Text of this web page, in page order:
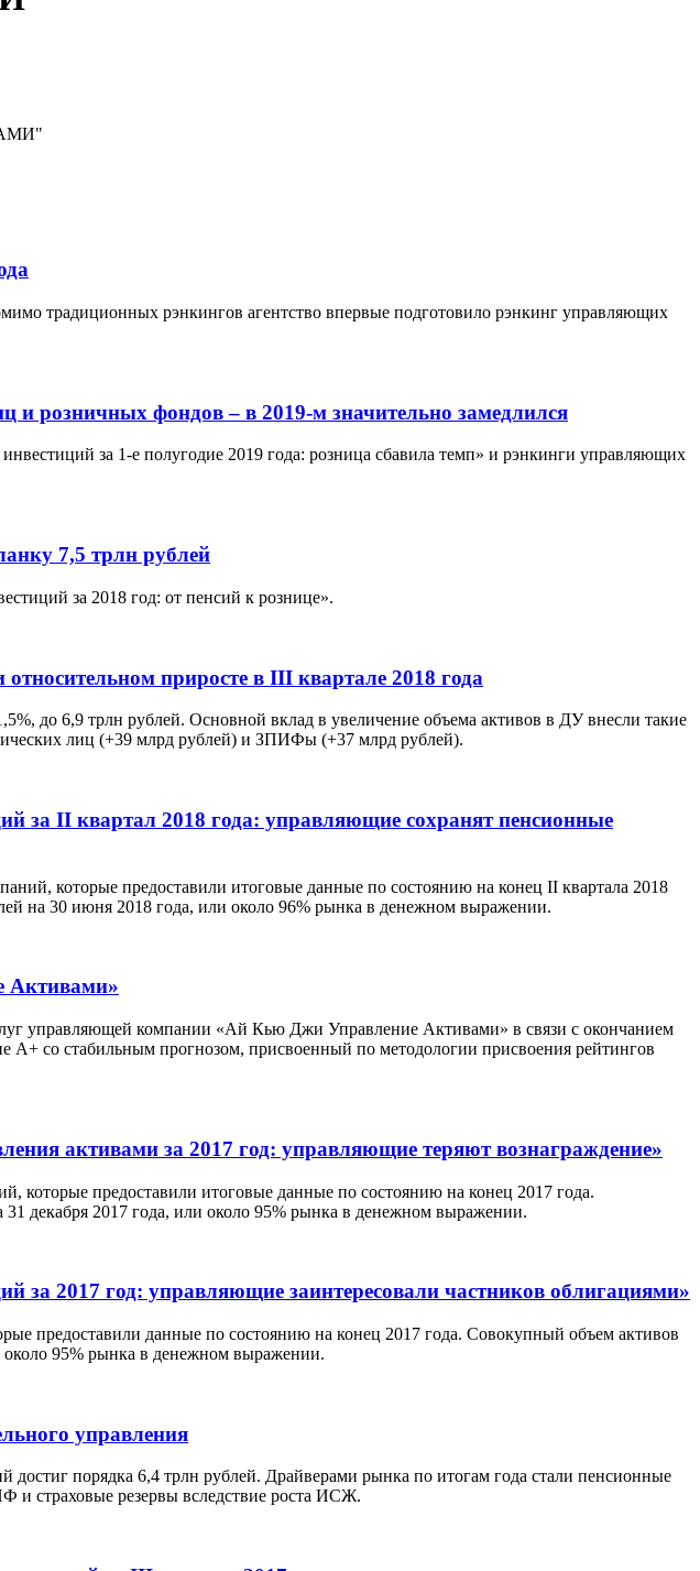
традиционных рэнкингов агентство впервые подготовило рэнкинг управляющих
и розничных фондов – в 2019-м значительно замедлился
за 1-е полугодие 2019 года: розница сбавила темп» и рэнкинги управляющих
7,5 трлн рублей
за 2018 год: от пенсий к рознице».
приросте в III квартале 2018 года
до 6,9 трлн рублей. Основной вклад в увеличение объема активов в ДУ внесли такие
лиц (+39 млрд рублей) и ЗПИФы (+37 млрд рублей).
за II квартал 2018 года: управляющие сохранят пенсионные
которые предоставили итоговые данные по состоянию на конец II квартала 2018
на 30 июня 2018 года, или около 96% рынка в денежном выражении.
Активами»
управляющей компании «Ай Кью Джи Управление Активами» в связи с окончанием
А+ со стабильным прогнозом, присвоенный по методологии присвоения рейтингов
активами за 2017 год: управляющие теряют вознаграждение»
которые предоставили итоговые данные по состоянию на конец 2017 года.
декабря 2017 года, или около 95% рынка в денежном выражении.
2017 год: управляющие заинтересовали частников облигациями»
предоставили данные по состоянию на конец 2017 года. Совокупный объем активов
около 95% рынка в денежном выражении.
управления
порядка 6,4 трлн рублей. Драйверами рынка по итогам года стали пенсионные
и страховые резервы вследствие роста ИСЖ.